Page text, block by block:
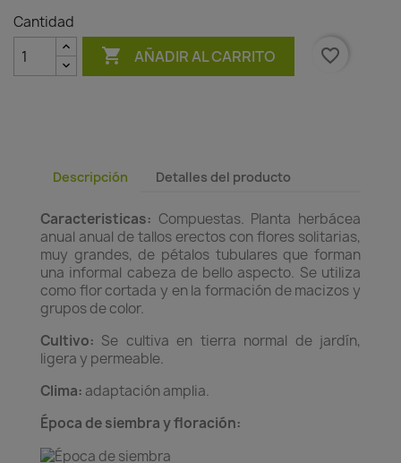
Cantidad
 AÑADIR AL CARRITO favorite_border
Descripción Detalles del producto
Caracteristicas: Compuestas. Planta herbácea
anual anual de tallos erectos con flores solitarias,
muy grandes, de pétalos tubulares que forman
una informal cabeza de bello aspecto. Se utiliza
como flor cortada y en la formación de macizos y
grupos de color.
Cultivo: Se cultiva en tierra normal de jardín,
ligera y permeable.
Clima: adaptación amplia.
Época de siembra y floración: